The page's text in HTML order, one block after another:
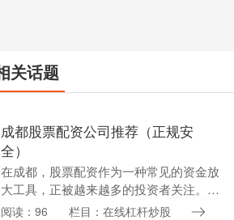
关话题
成都股票配资公司推荐（正规安
全）
在成都，股票配资作为一种常见的资金放
大工具，正被越来越多的投资者关注。然
而，面对市场上众多配资平台，如何找到
阅读：96 栏目：在线杠杆炒股